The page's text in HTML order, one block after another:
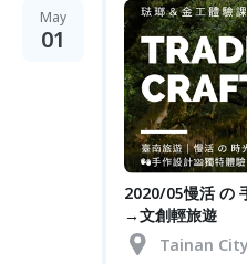
May
01
2020/05慢活 の
→文創輕旅遊
Tainan City